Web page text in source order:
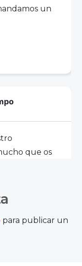
un
que os
para publicar un